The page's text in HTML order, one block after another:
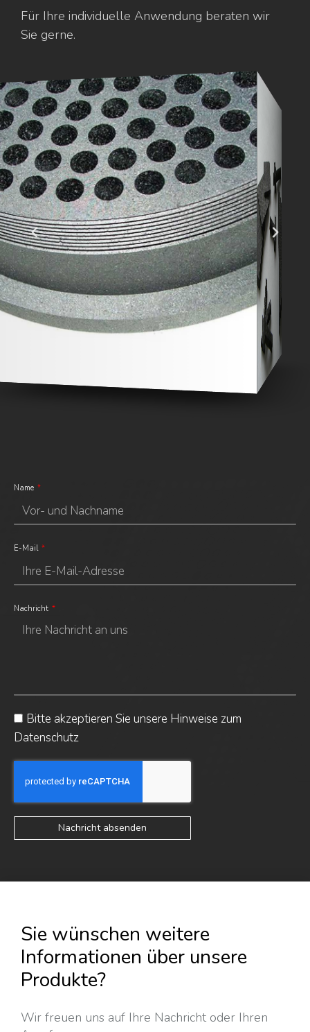
Für Ihre individuelle Anwendung beraten wir
Sie gerne.
Name
E-Mail
Nachricht
Bitte akzeptieren Sie unsere Hinweise zum
Datenschutz
Nachricht absenden
Sie wünschen weitere
Informationen über unsere
Produkte?
Wir freuen uns auf Ihre Nachricht oder Ihren